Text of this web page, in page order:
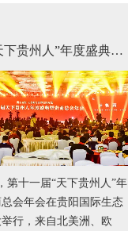
第十一届“天下贵州人”年度盛典暨贵商总会年会在贵阳举行
第十一届“天下贵州人”年
会年会在贵阳国际生态
行，来自北美洲、欧